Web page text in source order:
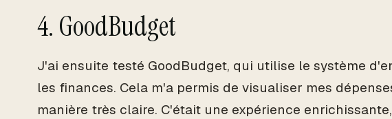
4. GoodBudget
J'ai ensuite testé GoodBudget, qui utilise le système
les finances. Cela m'a permis de visualiser mes
manière très claire. C'était une expérience